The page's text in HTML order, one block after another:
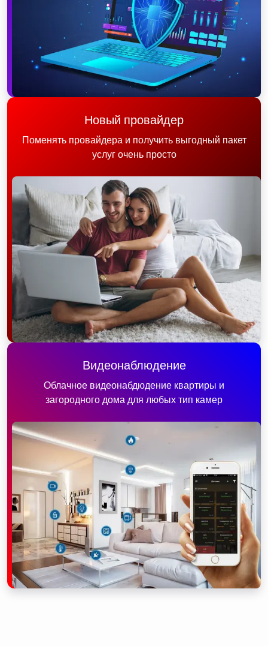
Новый провайдер
Поменять провайдера и получить выгодный пакет
услуг очень просто
Видеонаблюдение
Облачное видеонабдюдение квартиры и
загородного дома для любых тип камер